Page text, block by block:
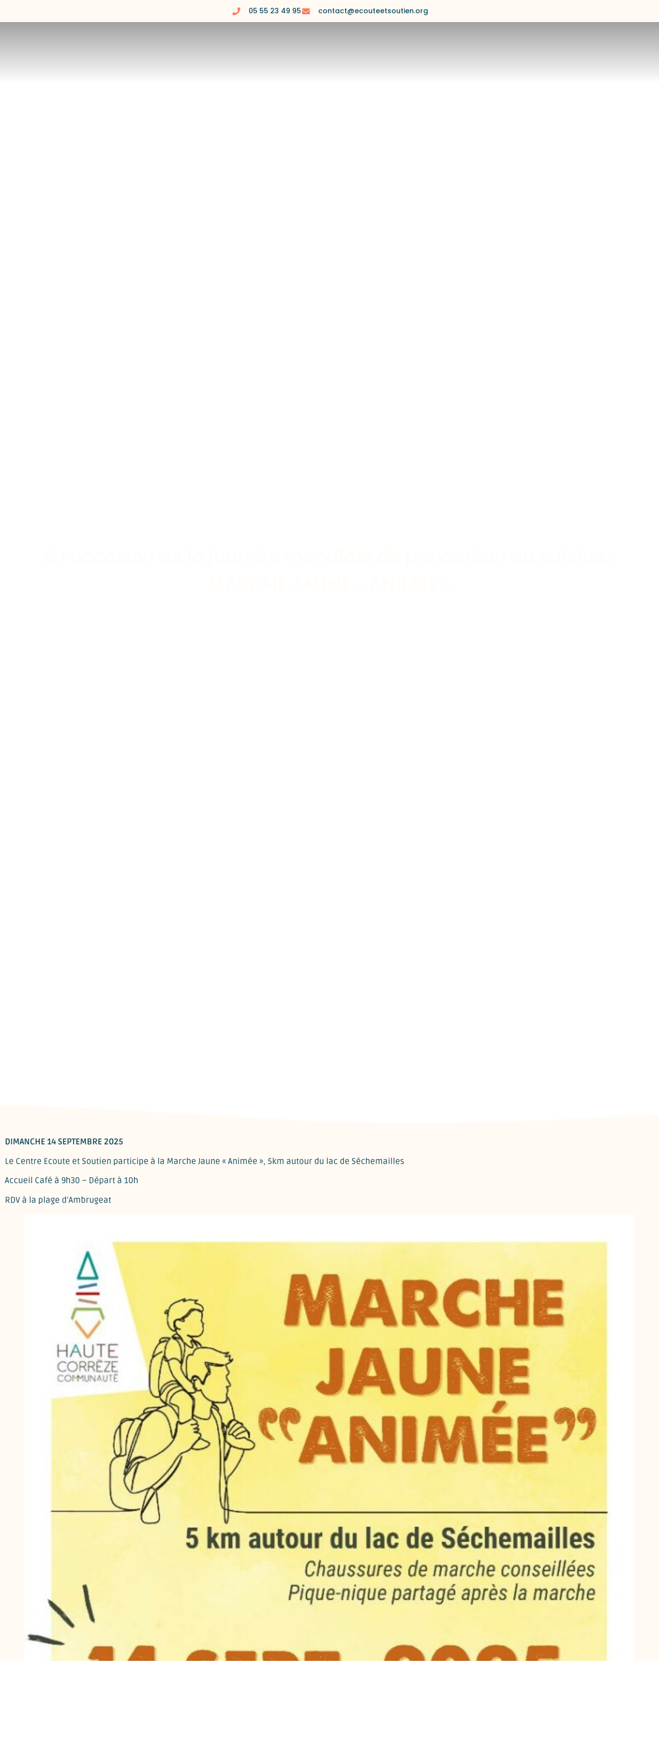
05 55 23 49 95 contact@ecouteetsoutien.org
DIMANCHE 14 SEPTEMBRE 2025
Le Centre Ecoute et Soutien participe à la Marche Jaune « Animée », 5km autour du lac de Séchemailles
Accueil Café à 9h30 – Départ à 10h
RDV à la plage d’Ambrugeat